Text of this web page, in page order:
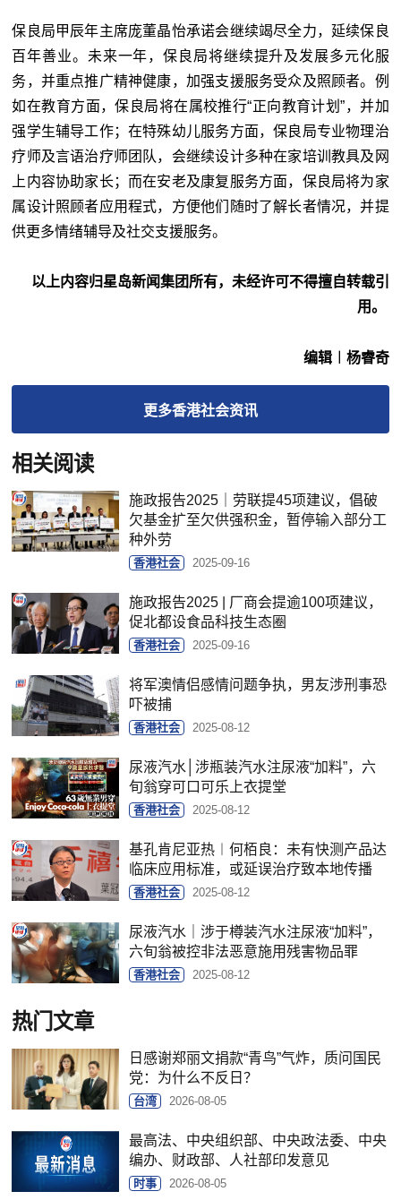
保良局甲辰年主席庞董晶怡承诺会继续竭尽全力，延续保良
百年善业。未来一年，保良局将继续提升及发展多元化服
务，并重点推广精神健康，加强支援服务受众及照顾者。例
如在教育方面，保良局将在属校推行“正向教育计划”，并加
强学生辅导工作；在特殊幼儿服务方面，保良局专业物理治
疗师及言语治疗师团队，会继续设计多种在家培训教具及网
上内容协助家长；而在安老及康复服务方面，保良局将为家
属设计照顾者应用程式，方便他们随时了解长者情况，并提
供更多情绪辅导及社交支援服务。
以上内容归星岛新闻集团所有，未经许可不得擅自转载引
用。
编辑︱杨睿奇
更多香港社会资讯
相关阅读
施政报告2025｜劳联提45项建议，倡破
欠基金扩至欠供强积金，暂停输入部分工
种外劳
香港社会 2025-09-16
施政报告2025 | 厂商会提逾100项建议，
促北都设食品科技生态圈
香港社会 2025-09-16
将军澳情侣感情问题争执，男友涉刑事恐
吓被捕
香港社会 2025-08-12
尿液汽水│涉瓶装汽水注尿液“加料”，六
旬翁穿可口可乐上衣提堂
香港社会 2025-08-12
基孔肯尼亚热︱何栢良：未有快测产品达
临床应用标准，或延误治疗致本地传播
香港社会 2025-08-12
尿液汽水｜涉于樽装汽水注尿液“加料”，
六旬翁被控非法恶意施用残害物品罪
香港社会 2025-08-12
热门文章
日感谢郑丽文捐款“青鸟”气炸，质问国民
党：为什么不反日？
台湾 2026-08-05
最高法、中央组织部、中央政法委、中央
编办、财政部、人社部印发意见
时事 2026-08-05